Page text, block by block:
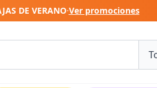
DE VERANO·Ver promociones